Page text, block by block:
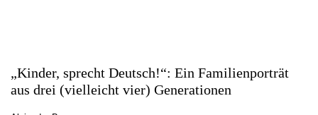
„Kinder, sprecht Deutsch!“: Ein Familienporträt
aus drei (vielleicht vier) Generationen